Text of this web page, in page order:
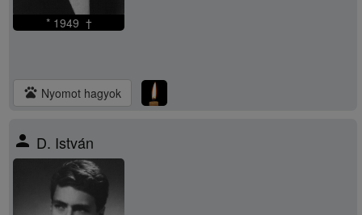
* 1949 †
pets Nyomot hagyok
person D. István